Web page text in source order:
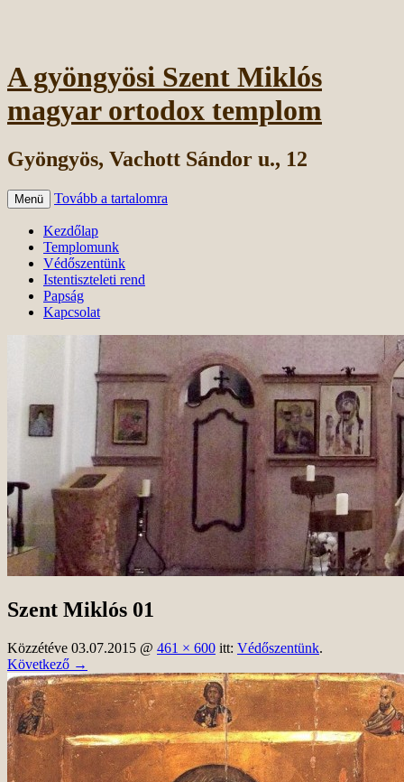
A gyöngyösi Szent Miklós
magyar ortodox templom
Gyöngyös, Vachott Sándor u., 12
Menü Tovább a tartalomra
Kezdőlap
Templomunk
Védőszentünk
Istentiszteleti rend
Papság
Kapcsolat
Szent Miklós 01
Közzétéve 03.07.2015 @ 461 × 600 itt: Védőszentünk.
Következő →